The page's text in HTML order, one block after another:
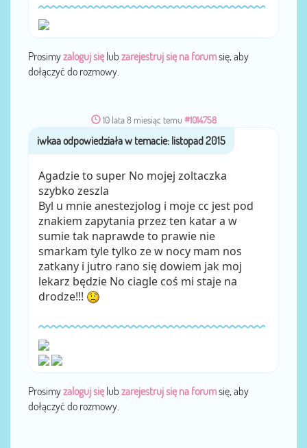
Prosimyzaloguj sięlub zarejestruj się na forumsię, aby
dołączyć do rozmowy.
10 lata 8 miesiąc temu #1014758
przeziwkaa
Agadzie to super No mojej zoltaczka
szybko zeszla
Byl u mnie anestezjolog i moje cc jest pod
znakiem zapytania przez ten katar a w
sumie tak naprawde to prawie nie
smarkam tyle tylko ze w nocy mam nos
zatkany i jutro rano się dowiem jak moj
lekarz będzie No ciagle coś mi staje na
drodze!!!
Prosimyzaloguj sięlub zarejestruj się na forumsię, aby
dołączyć do rozmowy.